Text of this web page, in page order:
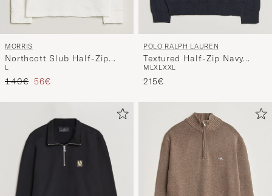
MORRIS
Northcott Slub Half-Zip
White
L
Regulärer Preis
140€ Reduzierter Preis
56€
POLO RALPH LAUREN
Textured Half-Zip Navy
Heather
M LXLXXL
215€